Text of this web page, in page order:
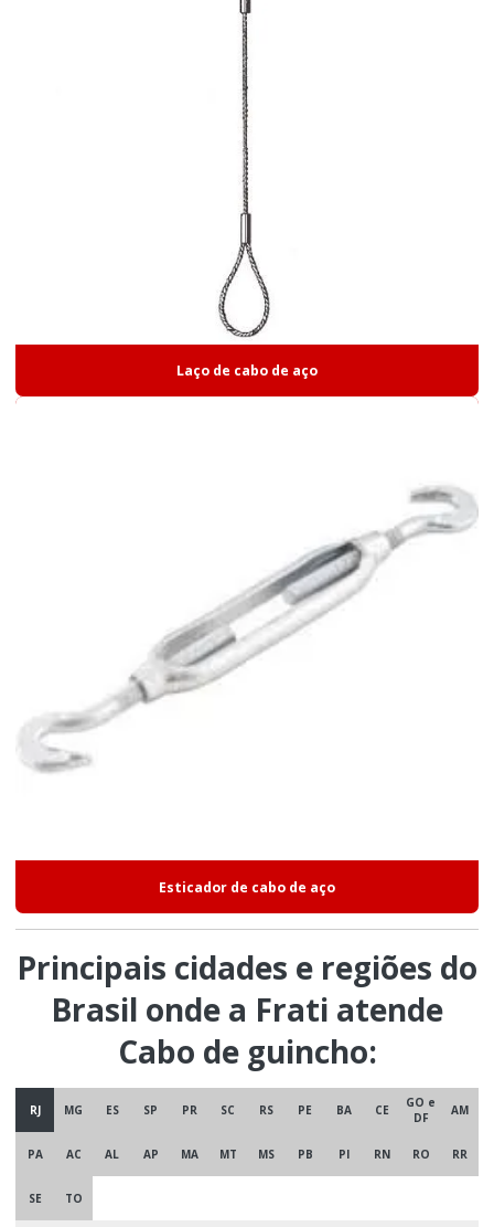
Laço de cabo de aço
Esticador de cabo de aço
Principais cidades e regiões do
Brasil onde a Frati atende
Cabo de guincho:
RJ MG ES SP PR SC RS PE BA CE
GO e
DF
AM
PA AC AL AP MA MT MS PB PI RN RO RR
SE TO